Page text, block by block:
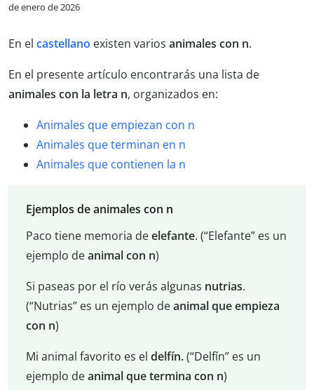
de enero de 2026
En el castellano existen varios animales con n.
En el presente artículo encontrarás una lista de
animales con la letra n, organizados en:
Animales que empiezan con n
Animales que terminan en n
Animales que contienen la n
Ejemplos de animales con n
Paco tiene memoria deelefante. (“Elefante” es un
ejemplo deanimal con n)
Si paseas por el río verás algunas nutrias.
(“Nutrias” es un ejemplo deanimal que empieza
con n)
Mi animal favorito es el delfín.(“Delfín” es un
ejemplo deanimal que termina con n)